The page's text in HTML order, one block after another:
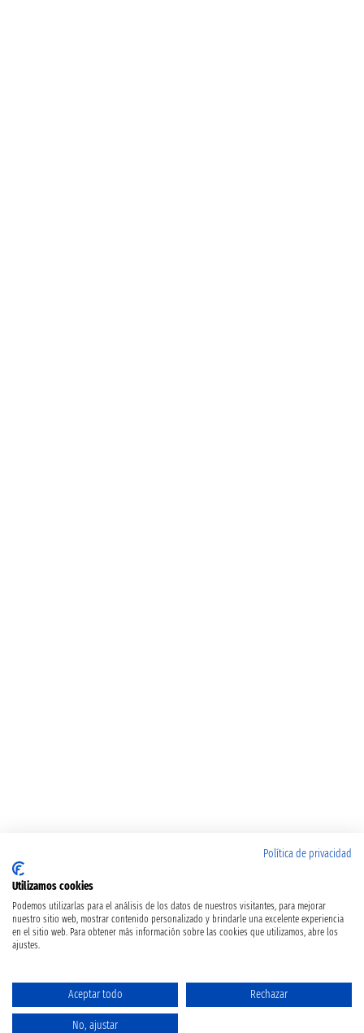
Política de privacidad
Utilizamos cookies
Podemos utilizarlas para el análisis de los datos de nuestros visitantes, para mejorar
nuestro sitio web, mostrar contenido personalizado y brindarle una excelente experiencia
en el sitio web. Para obtener más información sobre las cookies que utilizamos, abre los
ajustes.
Aceptar todo Rechazar
No, ajustar